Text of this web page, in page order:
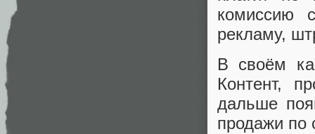
комиссию
рекламу,
В своём
Контент,
дальше
продажи по